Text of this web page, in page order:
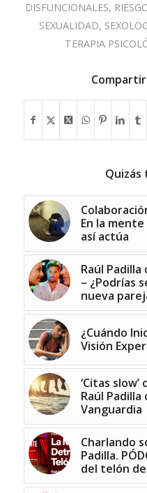
DISFUNCIONALES,
SEXUALIDAD,
TERAPIA
En la
así actúa
Raúl
– ¿Podrías
nueva
¿Cuándo
Visión
‘Citas
Raúl Padilla
Vanguardia
Charlando
Padilla.
del telón de